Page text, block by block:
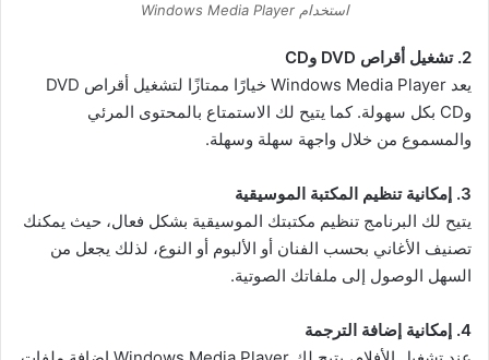
استخدام Windows Media Player
2. تشغيل أقراص DVD وCD
يعد Windows Media Player خيارًا ممتازًا لتشغيل أقراص DVD
وCD بكل سهولة. كما يتيح لك الاستمتاع بالمحتوى المرئي
والمسموع من خلال واجهة سهلة وسهلة.
3. إمكانية تنظيم المكتبة الموسيقية
يتيح لك البرنامج تنظيم مكتبتك الموسيقية بشكل فعال، حيث يمكنك
تصنيف الأغاني بحسب الفنان أو الألبوم أو النوع، لذلك يجعل من
السهل الوصول إلى ملفاتك الصوتية.
4. إمكانية إضافة الترجمة